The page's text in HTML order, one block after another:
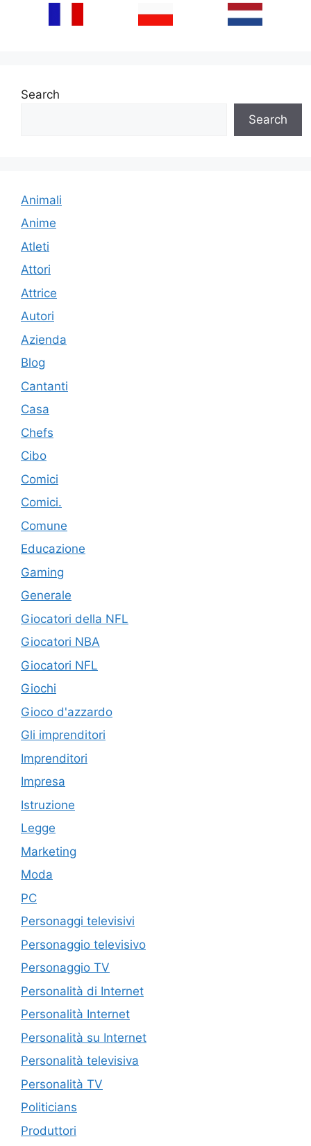
Search
Search
Animali
Anime
Atleti
Attori
Attrice
Autori
Azienda
Blog
Cantanti
Casa
Chefs
Cibo
Comici
Comici.
Comune
Educazione
Gaming
Generale
Giocatori della NFL
Giocatori NBA
Giocatori NFL
Giochi
Gioco d'azzardo
Gli imprenditori
Imprenditori
Impresa
Istruzione
Legge
Marketing
Moda
PC
Personaggi televisivi
Personaggio televisivo
Personaggio TV
Personalità di Internet
Personalità Internet
Personalità su Internet
Personalità televisiva
Personalità TV
Politicians
Produttori